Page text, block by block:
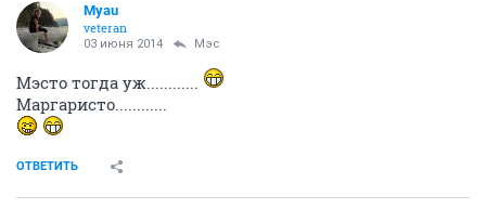
Myau
veteran
03 июня 2014 Мэс
Мэсто тогда уж............
Маргаристо............
ОТВЕТИТЬ